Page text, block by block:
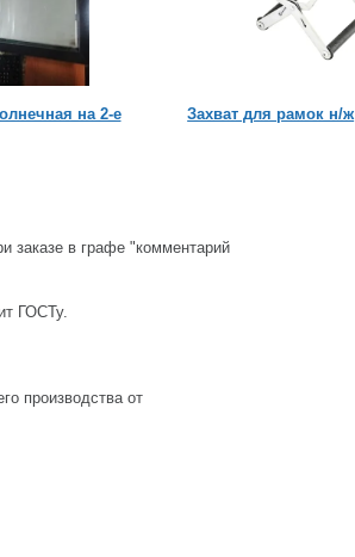
на 2-е
Захват для рамок н/ж
заказе в графе "комментарий
ГОСТу.
производства от